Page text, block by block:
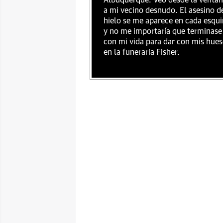
a mi vecino desnudo. El asesino
hielo se me aparece en cada
y no me importaría que terminase
con mi vida para dar con mis
en la funeraria Fisher.